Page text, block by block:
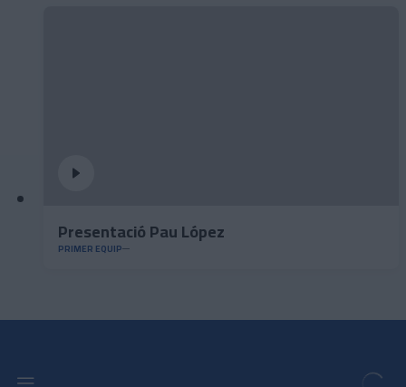
Presentació Pau López
PRIMER EQUIP